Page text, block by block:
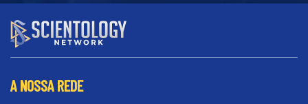
A NOSSA REDE